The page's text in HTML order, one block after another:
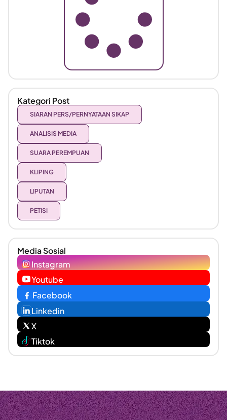
Kategori Post
SIARAN PERS/PERNYATAAN SIKAP
ANALISIS MEDIA
SUARA PEREMPUAN
KLIPING
LIPUTAN
PETISI
Media Sosial
Instagram
Youtube
Facebook
Linkedin
X
Tiktok